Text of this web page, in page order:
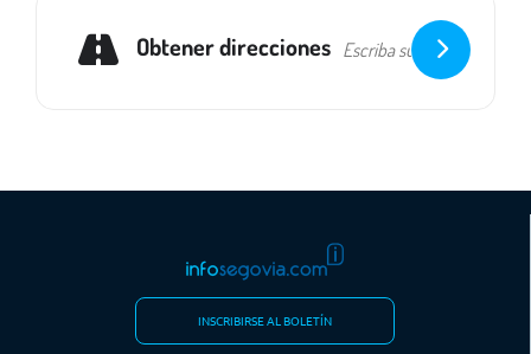
Obtener direcciones
INSCRIBIRSE AL BOLETÍN